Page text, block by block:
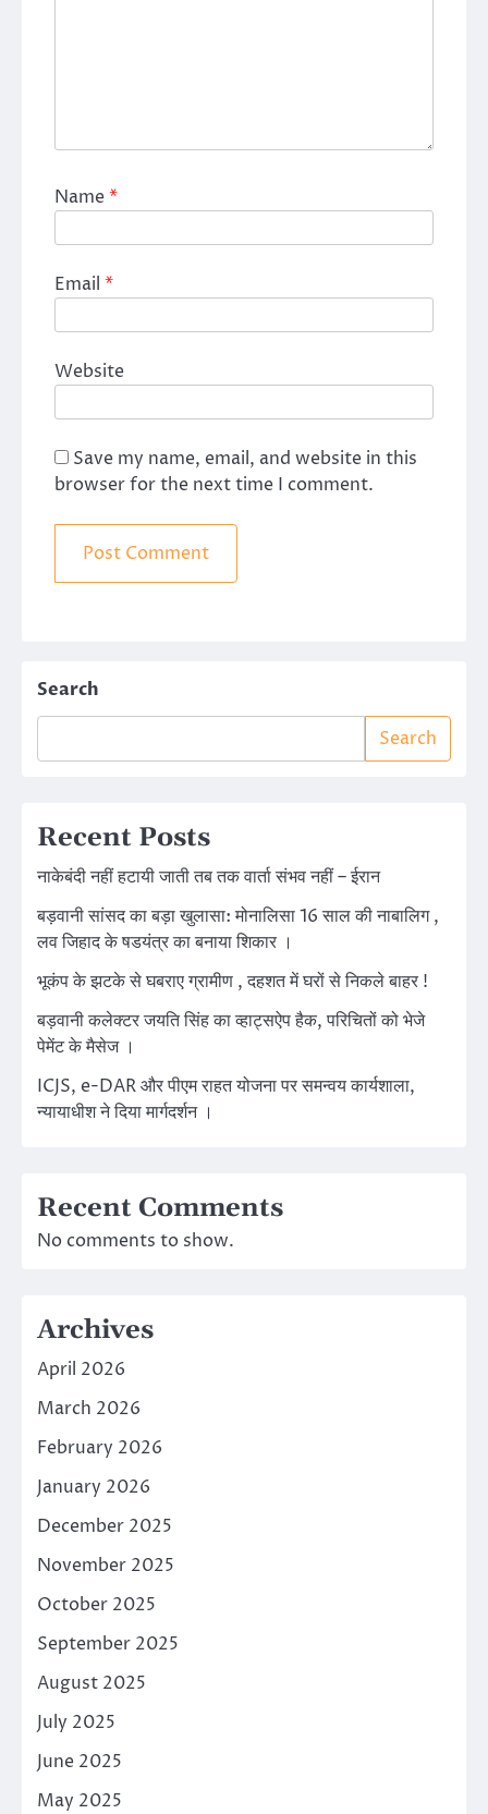
Name*
Email *
Website
Save my name, email, and website in this
browser for the next time I comment.
Search
Search
Recent Posts
नाकेबंदी नहीं हटायी जाती तब तक वार्ता संभव नहीं – ईरान
बड़वानी सांसद का बड़ा खुलासा: मोनालिसा 16 साल की नाबालिग ,
लव जिहाद के षडयंत्र का बनाया शिकार ।
भूकंप के झटके से घबराए ग्रामीण , दहशत में घरों से निकले बाहर !
बड़वानी कलेक्टर जयति सिंह का व्हाट्सऐप हैक, परिचितों को भेजे
पेमेंट के मैसेज ।
ICJS, e-DAR और पीएम राहत योजना पर समन्वय कार्यशाला,
न्यायाधीश ने दिया मार्गदर्शन ।
Recent Comments
No comments to show.
Archives
April 2026
March 2026
February 2026
January 2026
December 2025
November 2025
October 2025
September 2025
August 2025
July 2025
June 2025
May 2025